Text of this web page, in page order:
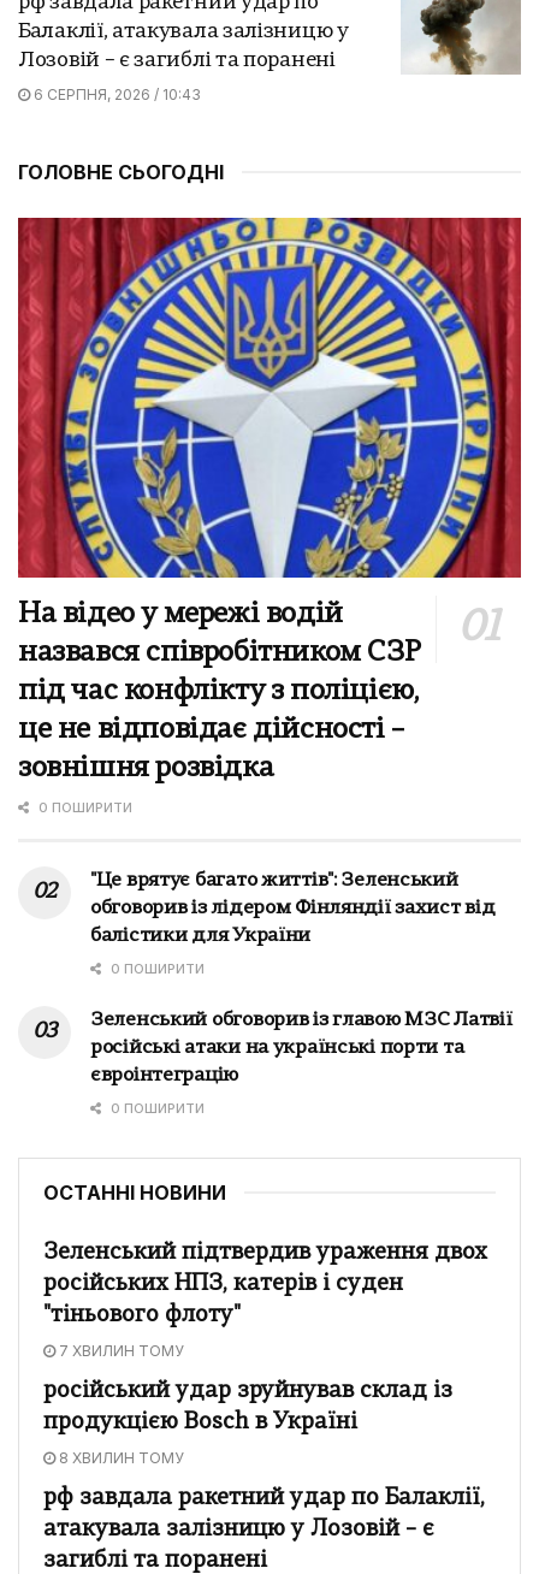
Балаклії, атакувала залізницю у
Лозовій – є загиблі та поранені
6 СЕРПНЯ, 2026 / 10:43
ГОЛОВНЕ СЬОГОДНІ
На відео у мережі водій
назвався співробітником СЗР
під час конфлікту з поліцією,
це не відповідає дійсності –
зовнішня розвідка
0 ПОШИРИТИ
"Це врятує багато життів": Зеленський
обговорив із лідером Фінляндії захист від
балістики для України
0 ПОШИРИТИ
Зеленський обговорив із главою МЗС Латвії
російські атаки на українські порти та
євроінтеграцію
0 ПОШИРИТИ
ОСТАННІ НОВИНИ
Зеленський підтвердив ураження двох
російських НПЗ, катерів і суден
"тіньового флоту"
7 ХВИЛИН ТОМУ
російський удар зруйнував склад із
продукцією Bosch в Україні
8 ХВИЛИН ТОМУ
рф завдала ракетний удар по Балаклії,
атакувала залізницю у Лозовій – є
загиблі та поранені